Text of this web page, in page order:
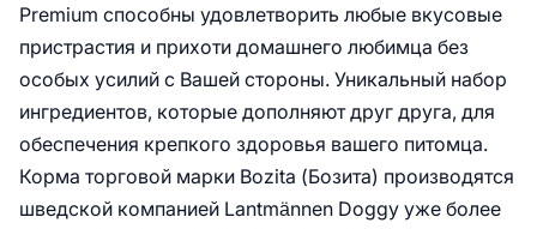
Premium способны удовлетворить любые вкусовые
пристрастия и прихоти домашнего любимца без
особых усилий с Вашей стороны. Уникальный набор
ингредиентов, которые дополняют друг друга, для
обеспечения крепкого здоровья вашего питомца.
Корма торговой марки Bozita (Бозита) производятся
шведской компанией Lantmännen Doggy уже более